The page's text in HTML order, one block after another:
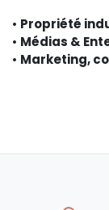
• Propriété
• Médias &
• Marketing,